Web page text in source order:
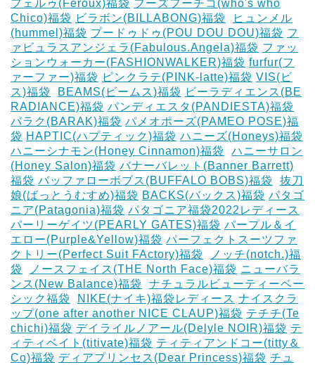
フェルゥ(Feroux)福袋 フーズフーチコ(who's who
Chico)福袋 ビラボン(BILLABONG)福袋
ヒュンメル
(hummel)福袋 プードゥドゥ(POU DOU DOU)福袋 フ
ァビュラスアンジェラ(Fabulous.Angela)福袋 ファッ
ションウォーカー(FASHIONWALKER)福袋 furfur(フ
ァーファー)福袋 ピンクラテ(PINK-latte)福袋 VIS(ビ
ス)福袋
BEAMS(ビームス)福袋 ビーラディエンス(BE
RADIANCE)福袋 パンディエスタ(PANDIESTA)福袋
バラク(BARAK)福袋 パメオポーズ(PAMEO POSE)福
袋 HAPTIC(ハプティック)福袋 ハニーズ(Honeys)福袋
ハニーシナモン(Honey Cinnamon)福袋
ハニーサロン
(Honey Salon)福袋 バナーバレット(Banner Barrett)
福袋 バッファローボブス(BUFFALO BOBS)福袋
抜刀
娘(ばっとうむすめ)福袋 BACKS(バックス)福袋 パタゴ
ニア(Patagonia)福袋 パタゴニア福袋2022レディース
パーリーゲイツ(PEARLY GATES)福袋 パープル＆イ
エロー(Purple&Yellow)福袋 パーフェクトスーツファ
クトリー(Perfect Suit FActory)福袋
ノッチ(notch.)福
袋
ノースフェイス(THE North Face)福袋 ニューバラ
ンス(New Balance)福袋
ナチュラルビューティーベー
シック福袋
NIKE(ナイキ)福袋レディース ナイスクラ
ップ(one after another NICE CLAUP)福袋 テチチ(Te
chichi)福袋 デイライルノアール(Delyle NOIR)福袋 テ
ィティベイト(titivate)福袋 ティティアンドコー(titty＆
Co)福袋 ディアプリンセス(Dear Princess)福袋 チュ